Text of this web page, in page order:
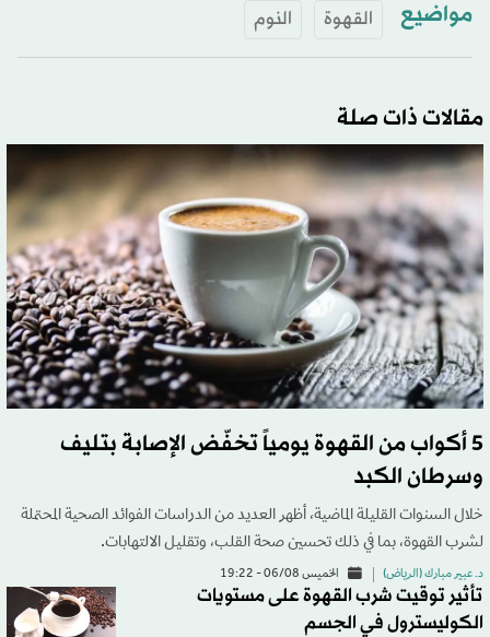
مواضيع القهوة النوم
مقالات ذات صلة
5 أكواب من القهوة يومياً تخفّض الإصابة بتليف
وسرطان الكبد
خلال السنوات القليلة الماضية، أظهر العديد من الدراسات الفوائد الصحية المحتملة
لشرب القهوة، بما في ذلك تحسين صحة القلب، وتقليل الالتهابات.
د. عبير مبارك (الرياض) الخميس 06/08 - 19:22
تأثير توقيت شرب القهوة على مستويات
الكوليسترول في الجسم